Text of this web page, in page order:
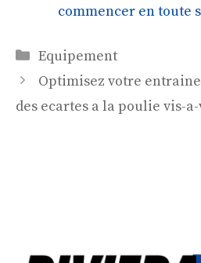
commencer en toute
Catégories
Equipement
Optimisez votre
des ecartes a la poulie vis-